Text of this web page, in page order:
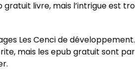
gratuit livre, mais l’intrigue est
Les Cenci de
mais les epub gratuit sont